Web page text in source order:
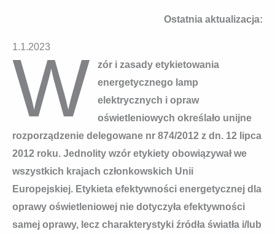
Ostatnia aktualizacja:
1.1.2023
W
zór i zasady etykietowania
energetycznego lamp
elektrycznych i opraw
oświetleniowych określało unijne
rozporządzenie delegowane nr 874/2012 z dn. 12 lipca
2012 roku. Jednolity wzór etykiety obowiązywał we
wszystkich krajach członkowskich Unii
Europejskiej. Etykieta efektywności energetycznej dla
oprawy oświetleniowej nie dotyczyła efektywności
samej oprawy, lecz charakterystyki źródła światła i/lub